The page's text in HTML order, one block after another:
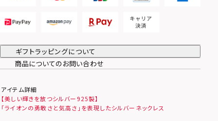
ギフトラッピングについて
商品についてのお問い合わせ
アイテム詳細
【美しい輝きを放つシルバー925製】
「ライオンの勇敢さと気高さ」を表現したシルバーネックレス